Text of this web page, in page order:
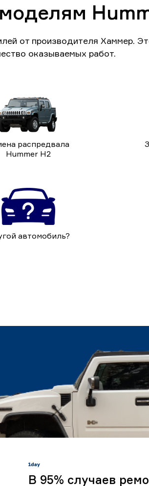
от производителя Хаммер.
оказываемых работ.
распредвала
Hummer H2
автомобиль?
В 95% случаев